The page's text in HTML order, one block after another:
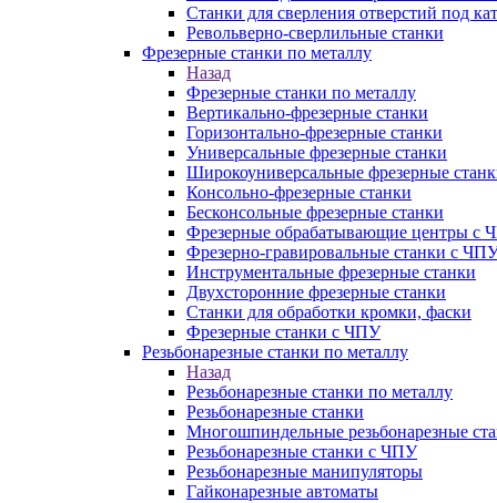
Станки для сверления отверстий под
Револьверно-сверлильные станки
Фрезерные станки по металлу
Назад
Фрезерные станки по металлу
Вертикально-фрезерные станки
Горизонтально-фрезерные станки
Универсальные фрезерные станки
Широкоуниверсальные фрезерные
Консольно-фрезерные станки
Бесконсольные фрезерные станки
Фрезерные обрабатывающие центры с
Фрезерно-гравировальные станки с
Инструментальные фрезерные станки
Двухсторонние фрезерные станки
Станки для обработки кромки, фаски
Фрезерные станки с ЧПУ
Резьбонарезные станки по металлу
Назад
Резьбонарезные станки по металлу
Резьбонарезные станки
Многошпиндельные резьбонарезные
Резьбонарезные станки с ЧПУ
Резьбонарезные манипуляторы
Гайконарезные автоматы